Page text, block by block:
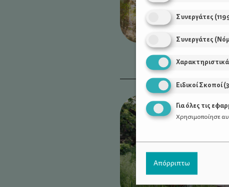
Συνεργάτες (
Συνεργάτες
Χαρακτηριστικά
Ειδικοί Σκοποί(3
Για όλες τις
Χρησιμοποίησε
Απόρριπτω